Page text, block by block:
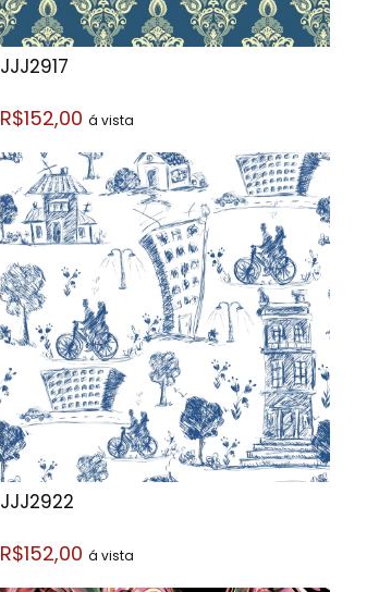
JJJ2917
R$152,00 á vista
JJJ2922
R$152,00 á vista